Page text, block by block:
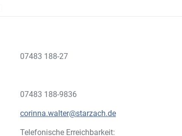
07483 188-27
07483 188-9836
corinna.walter@starzach.de
Telefonische Erreichbarkeit: